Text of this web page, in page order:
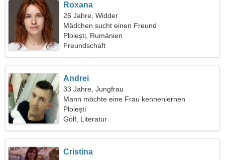
Roxana
26 Jahre, Widder
Mädchen sucht einen Freund
Ploiești, Rumänien
Freundschaft
Andrei
33 Jahre, Jungfrau
Mann möchte eine Frau kennenlernen
Ploiești
Golf, Literatur
Cristina